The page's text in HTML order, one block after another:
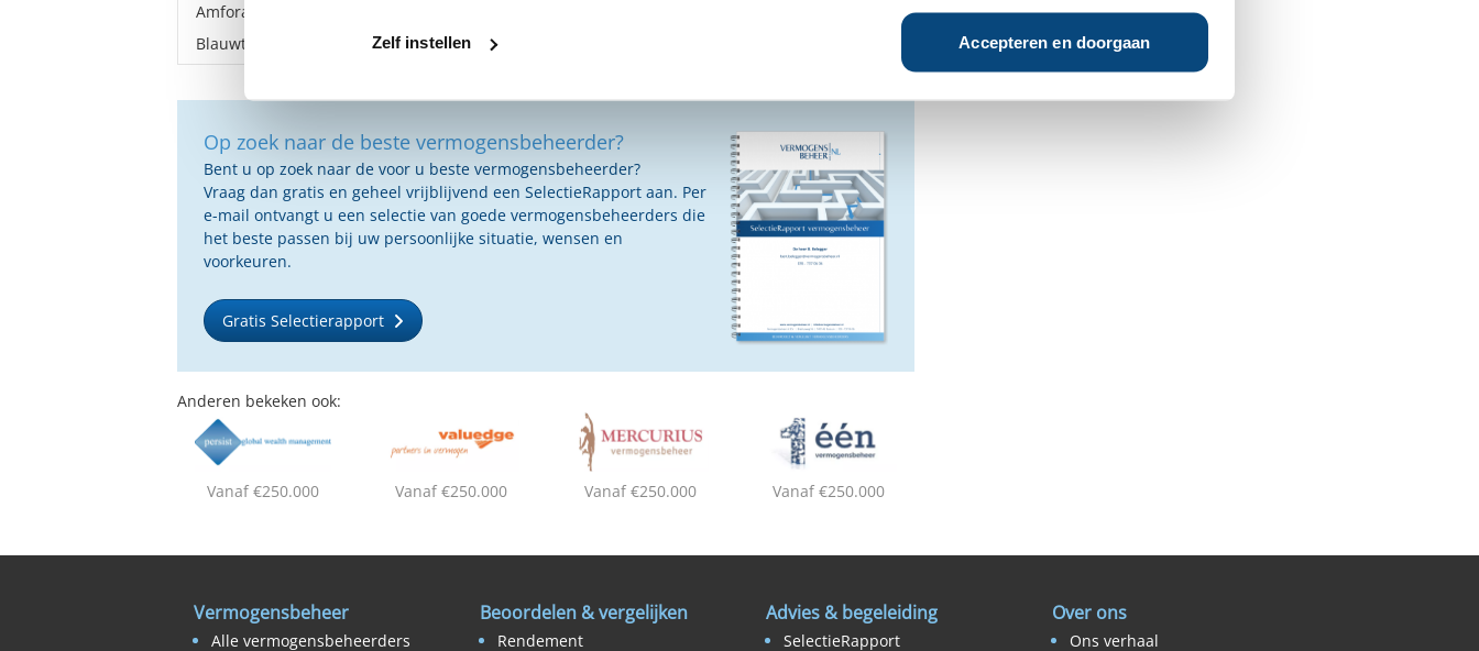
Zelf instellen Accepteren en doorgaan
Amfora wordt onderdeel Auréus Group
Blauwtulp sluit zich aan bij fusiepartij Auréus Group
Op zoek naar de beste vermogensbeheerder?
Bent u op zoek naar de voor u beste vermogensbeheerder?
Vraag dan gratis en geheel vrijblijvend een SelectieRapport aan. Per
e-mail ontvangt u een selectie van goede vermogensbeheerders die
het beste passen bij uw persoonlijke situatie, wensen en
voorkeuren.
Gratis Selectierapport
Anderen bekeken ook:
Vanaf €250.000 Vanaf €250.000 Vanaf €250.000 Vanaf €250.000
Vermogensbeheer
Alle vermogensbeheerders
Beoordelen & vergelijken
Rendement
Advies & begeleiding
SelectieRapport
Over ons
Ons verhaal